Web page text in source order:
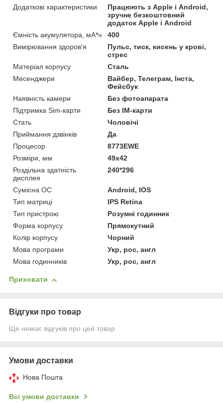
Додаткові характеристики
Працюють з Apple і Android,
зручне безкоштовний
додаток Apple і Android
Ємність акумулятора, мА*ч
400
Вимірювання здоров'я
Пульс, тиск, кисень у крові,
стрес
Матеріал корпусу
Сталь
Месенджери
Вайбер, Телеграм, Інста,
Фейсбук
Наявність камери
Без фотоапарата
Підтримка Sim-карти
Без IM-карти
Стать
Чоловічі
Приймання дзвінків
Да
Процесор
8773EWE
Розміри, мм
49х42
Роздільна здатність
дисплея
240*296
Сумісна ОС
Android, IOS
Тип матриці
IPS Retina
Тип пристрою
Розумні годинник
Форма корпусу
Прямокутний
Колір корпусу
Чорний
Мова програми
Укр, рос, англ
Мова годинників
Укр, рос, англ
Приховати
Відгуки про товар
Ще немає відгуків про цей товар
Умови доставки
Нова Пошта
Всі умови доставки